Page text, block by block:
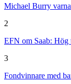
Michael Burry
2
EFN om Saab: Hög
3
Fondvinnare med